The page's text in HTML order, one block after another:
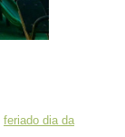
feriado dia da